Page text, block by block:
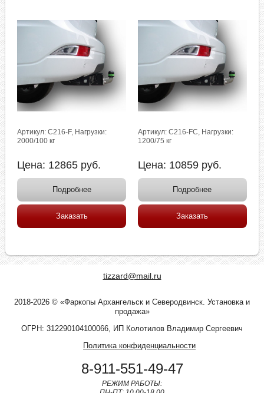
Артикул: C216-F, Нагрузки:
2000/100 кг
Цена: 12865 руб.
Подробнее
Заказать
Артикул: C216-FC, Нагрузки:
1200/75 кг
Цена: 10859 руб.
Подробнее
Заказать
tizzard@mail.ru
2018-2026 © «Фаркопы Архангельск и Северодвинск. Установка и
продажа»
ОГРН: 312290104100066, ИП Колотилов Владимир Сергеевич
Политика конфиденциальности
8-911-551-49-47
РЕЖИМ РАБОТЫ: